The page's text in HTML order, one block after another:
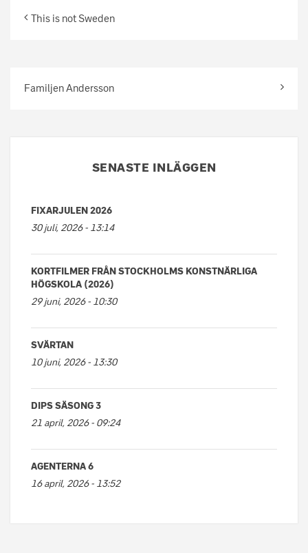
This is not Sweden
Familjen Andersson
SENASTE INLÄGGEN
FIXARJULEN 2026
30 juli, 2026 - 13:14
KORTFILMER FRÅN STOCKHOLMS KONSTNÄRLIGA
HÖGSKOLA (2026)
29 juni, 2026 - 10:30
SVÄRTAN
10 juni, 2026 - 13:30
DIPS SÄSONG 3
21 april, 2026 - 09:24
AGENTERNA 6
16 april, 2026 - 13:52